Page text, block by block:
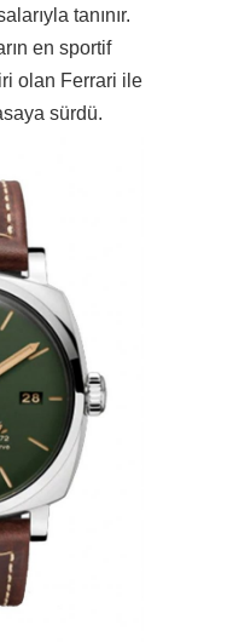
tanınır.
en sportif
olan Ferrari ile
sürdü.